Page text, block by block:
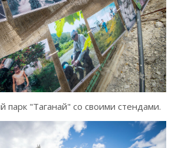
парк "Таганай" со своими стендами.